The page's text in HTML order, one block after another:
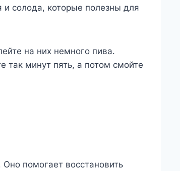
солода, которые полезны для
на них немного пива.
так минут пять, а потом смойте
помогает восстановить